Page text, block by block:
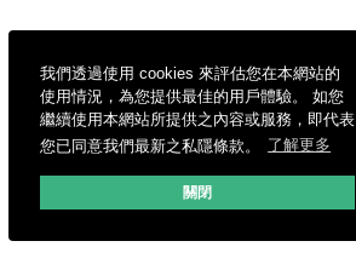
我們透過使用 cookies 來評估您在本網站的
使用情況，為您提供最佳的用戶體驗。 如您
繼續使用本網站所提供之內容或服務，即代表
您已同意我們最新之私隱條款。
了解更多
關閉